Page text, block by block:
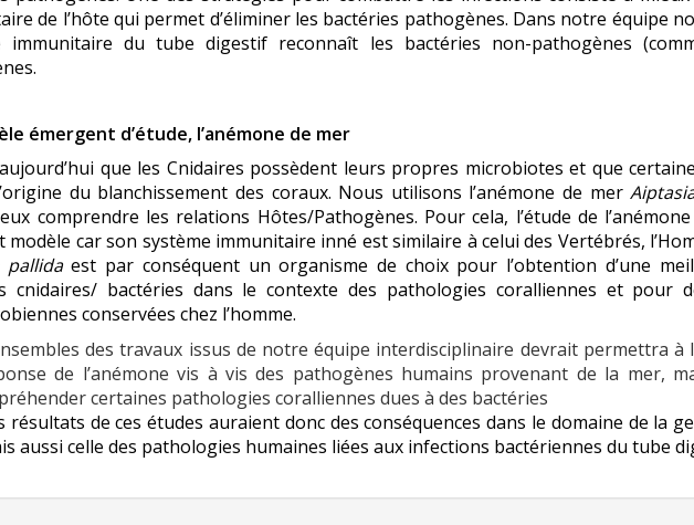
de l’hôte qui permet d’éliminer les bactéries pathogènes. Dans notre équipe
immunitaire du tube digestif reconnaît les bactéries non-pathogènes
émergent d’étude, l’anémone de mer
que les Cnidaires possèdent leurs propres microbiotes et que
du blanchissement des coraux. Nous utilisons l’anémone de mer
comprendre les relations Hôtes/Pathogènes. Pour cela, l’étude de
modèle car son système immunitaire inné est similaire à celui des Vertébrés,
pallidaest par conséquent un organisme de choix pour l’obtention d’une
cnidaires/ bactéries dans le contexte des pathologies coralliennes et pour
conservées chez l’homme.
des travaux issus de notre équipe interdisciplinaire devrait permettra
de l’anémone vis à vis des pathogènes humains provenant de la mer,
certaines pathologies coralliennes dues à des bactéries
résultats de ces études auraient donc des conséquences dans le domaine de la
aussi celle des pathologies humaines liées aux infections bactériennes du tube